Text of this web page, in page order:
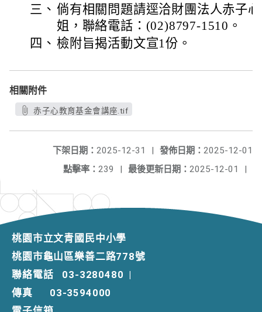
三、 倘有相關問題請逕洽財團法人赤子
姐，聯絡電話：(02)8797-1510。
四、 檢附旨揭活動文宣1份。
相關附件
赤子心教育基金會講座.tif
發佈日期： 2025-12-01
下架日期： 2025-12-31
|
最後更新日期： 2025-12-01 |
點擊率： 239 |
桃園市立文青國民中小學
桃園市龜山區樂善二路778號
聯絡電話
03-3280480 |
傳真
03-3594000